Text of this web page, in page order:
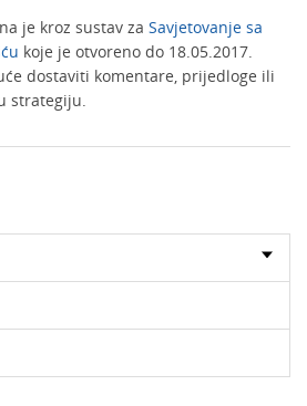
je kroz sustav za Savjetovanje sa
koje je otvoreno do 18.05.2017.
dostaviti komentare, prijedloge ili
strategiju.